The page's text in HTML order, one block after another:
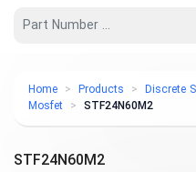
Home Products Discrete
Mosfet
STF24N60M2
STF24N60M2